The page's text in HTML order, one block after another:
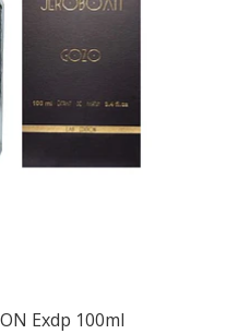
Exdp 100ml